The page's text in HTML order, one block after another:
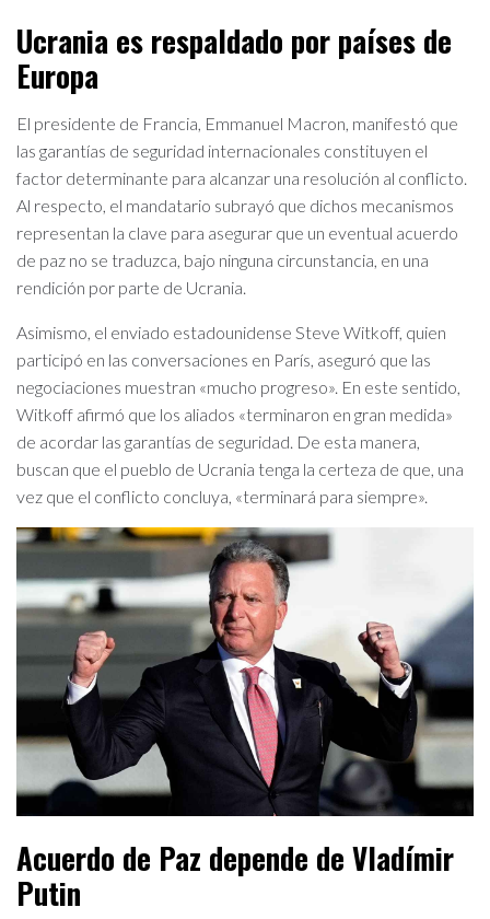
Ucrania es respaldado por países de
Europa
El presidente de Francia, Emmanuel Macron, manifestó que
las garantías de seguridad internacionales constituyen el
factor determinante para alcanzar una resolución al conflicto.
Al respecto, el mandatario subrayó que dichos mecanismos
representan la clave para asegurar que un eventual acuerdo
de paz no se traduzca, bajo ninguna circunstancia, en una
rendición por parte de Ucrania.
Asimismo, el enviado estadounidense Steve Witkoff, quien
participó en las conversaciones en París, aseguró que las
negociaciones muestran «mucho progreso». En este sentido,
Witkoff afirmó que los aliados «terminaron en gran medida»
de acordar las garantías de seguridad. De esta manera,
buscan que el pueblo de Ucrania tenga la certeza de que, una
vez que el conflicto concluya, «terminará para siempre».
Acuerdo de Paz depende de Vladímir
Putin